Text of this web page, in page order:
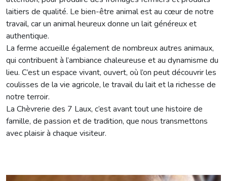
laitiers de qualité. Le bien-être animal est au cœur de notre
travail, car un animal heureux donne un lait généreux et
authentique.
La ferme accueille également de nombreux autres animaux,
qui contribuent à l’ambiance chaleureuse et au dynamisme du
lieu. C’est un espace vivant, ouvert, où l’on peut découvrir les
coulisses de la vie agricole, le travail du lait et la richesse de
notre terroir.
La Chèvrerie des 7 Laux, c’est avant tout une histoire de
famille, de passion et de tradition, que nous transmettons
avec plaisir à chaque visiteur.